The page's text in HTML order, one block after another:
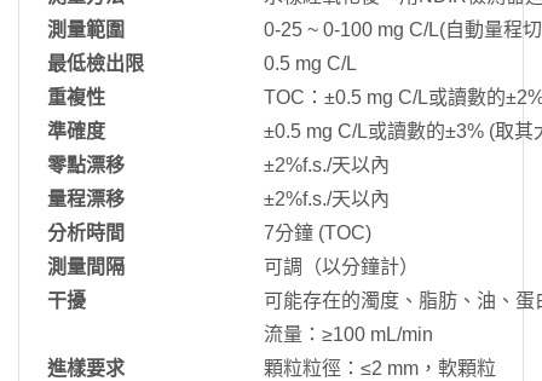
測量範圍
0-25 ~ 0-100 mg C/L(自動量程
最低檢出限
0.5 mg C/L
重複性
TOC：±0.5 mg C/L或讀數的
準確度
±0.5 mg C/L或讀數的±3% (取其
零點漂移
±2%f.s./天以內
量程漂移
±2%f.s./天以內
分析時間
7分鐘 (TOC)
測量間隔
可調（以分鐘計）
干擾
可能存在的濁度、脂肪、油、
進樣要求
流量：≥100 mL/min
顆粒粒徑：≤2 mm，軟顆粒